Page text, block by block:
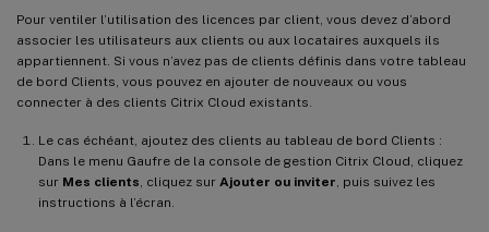
Pour ventiler l’utilisation des licences par client, vous devez d’abord
associer les utilisateurs aux clients ou aux locataires auxquels ils
appartiennent. Si vous n’avez pas de clients définis dans votre tableau
de bord Clients, vous pouvez en ajouter de nouveaux ou vous
connecter à des clients Citrix Cloud existants.
Le cas échéant, ajoutez des clients au tableau de bord Clients :
Dans le menu Gaufre de la console de gestion Citrix Cloud, cliquez
sur Mes clients, cliquez sur Ajouter ou inviter, puis suivez les
instructions à l’écran.